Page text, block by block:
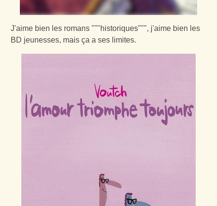
J'aime bien les romans """historiques""", j'aime bien les
BD jeunesses, mais ça a ses limites.